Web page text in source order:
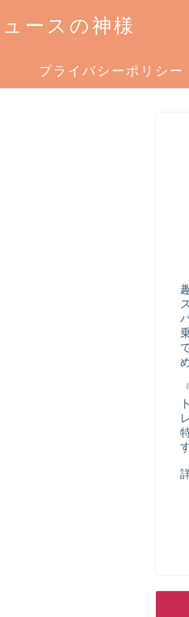
ースの神様
プライバシーポリシー